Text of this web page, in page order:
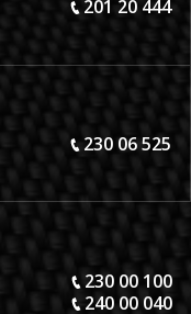
201 20 444
230 06 525
230 00 100
240 00 040